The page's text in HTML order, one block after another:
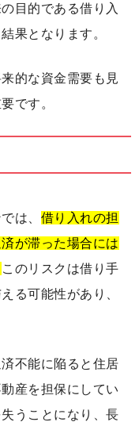
目的である借り入
果となります。
的な資金需要も見
です。
は、 借り入れの担
が滞った場合には
このリスクは借り手
る可能性があり、
不能に陥ると住居
産を担保にしてい
うことになり、長